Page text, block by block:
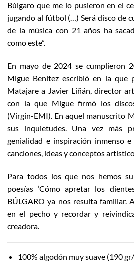
Búlgaro que me lo pusieron en el
jugando al fútbol (…) Será disco de
de la música con 21 años ha
como este”.
En mayo de 2024 se cumplieron
Migue Benítez escribió en la que
Matajare a Javier Liñán, director
con la que Migue firmó los
(Virgin-EMI). En aquel manuscrito
sus inquietudes. Una vez más
genialidad e inspiración inmenso
canciones, ideas y conceptos
Para todos los que nos hemos
poesías ‘Cómo apretar los
BÚLGARO ya nos resulta familiar.
en el pecho y recordar y
creadora.
100% algodón muy suave (190